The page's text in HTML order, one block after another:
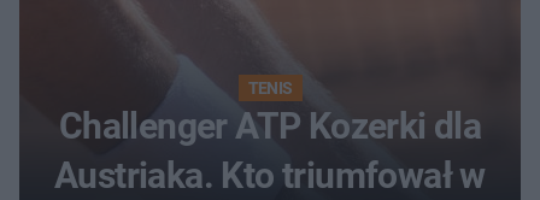
TENIS
Challenger ATP Kozerki dla
Austriaka. Kto triumfował w